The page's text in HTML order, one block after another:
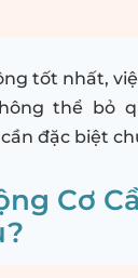
tốt nhất,
thể bỏ
đặc biệt
Cơ